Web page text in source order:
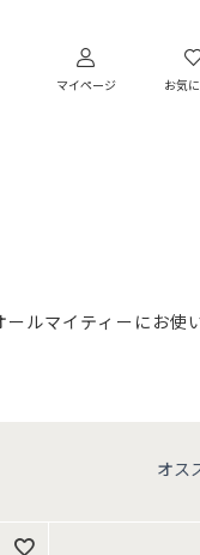
マイページ お気
ルマイティーにお使